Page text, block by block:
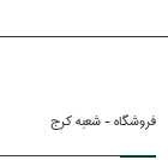
فروشگاه - شعبه کرج